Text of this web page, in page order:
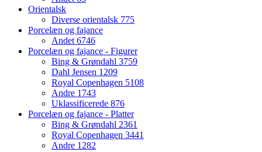
Orientalsk
Diverse orientalsk 775
Porcelæn og fajance
Andet6746
Porcelæn og fajance - Figurer
Bing & Grøndahl 3759
Dahl Jensen 1209
Royal Copenhagen 5108
Andre 1743
Uklassificerede 876
Porcelæn og fajance - Platter
Bing & Grøndahl 2361
Royal Copenhagen 3441
Andre 1282